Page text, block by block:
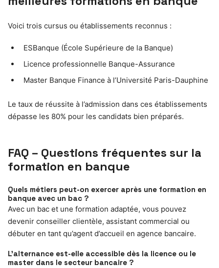
Voici trois cursus ou établissements reconnus :
ESBanque (École Supérieure de la Banque)
Licence professionnelle Banque-Assurance
Master Banque Finance à l’Université Paris-Dauphine
Le taux de réussite à l’admission dans ces établissements
dépasse les 80% pour les candidats bien préparés.
FAQ – Questions fréquentes sur la
formation en banque
Quels métiers peut-on exercer après une formation en
banque avec un bac ?
Avec un bac et une formation adaptée, vous pouvez
devenir conseiller clientèle, assistant commercial ou
débuter en tant qu’agent d’accueil en agence bancaire.
L’alternance est-elle accessible dès la licence ou le
master dans le secteur bancaire ?